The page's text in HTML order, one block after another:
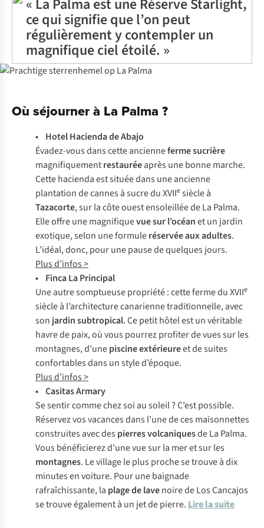
« La Palma est une Réserve Starlight,
ce qui signifie que l’on peut
régulièrement y contempler un
magnifique ciel étoilé. »
Où séjourner à La Palma ?
• Hotel Hacienda de Abajo
Évadez-vous dans cette ancienneferme sucrière
magnifiquementrestauréeaprès une bonne marche.
Cette hacienda est située dans une ancienne
plantation de cannes à sucre du XVIIesiècle à
Tazacorte, sur la côte ouest ensoleillée de La Palma.
Elle offre une magnifiquevue sur l’océanet un jardin
exotique, selon une formuleréservée aux adultes.
L’idéal, donc, pour une pause de quelques jours.
Plus d’infos >
• Finca La Principal
Une autre somptueuse propriété : cette ferme du XVIIe
siècle à l’architecture canarienne traditionnelle, avec
son jardin subtropical. Ce petit hôtel est un véritable
havre de paix, où vous pourrez profiter de vues sur les
montagnes, d’unepiscine extérieureet de suites
confortables dans un style d’époque.
Plus d’infos >
• Casitas Armary
Se sentir comme chez soi au soleil ? C’est possible.
Réservez vos vacances dans l’une de ces maisonnettes
construites avec des pierres volcaniquesde La Palma.
Vous bénéficierez d’une vue sur la mer et sur les
montagnes. Le village le plus proche se trouve à dix
minutes en voiture. Pour une baignade
rafraîchissante, la plage de lavenoire de Los Cancajos
se trouve également à un jet de pierre. Lire la suite